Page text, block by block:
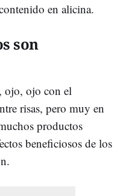
en alicina.
son
ojo, ojo con el
risas, pero muy en
productos
beneficiosos de los